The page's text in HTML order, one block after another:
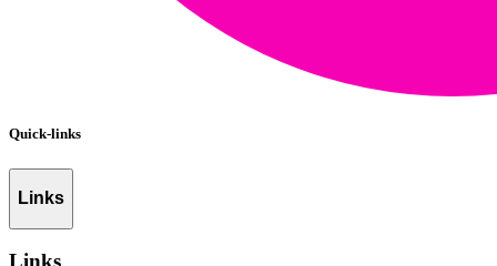
Quick-links
Links